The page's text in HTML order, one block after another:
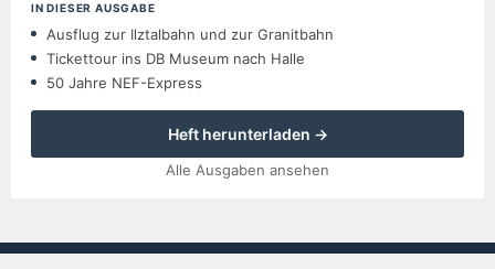
IN DIESER AUSGABE
Ausflug zur Ilztalbahn und zur Granitbahn
Tickettour ins DB Museum nach Halle
50 Jahre NEF-Express
Heft herunterladen →
Alle Ausgaben ansehen